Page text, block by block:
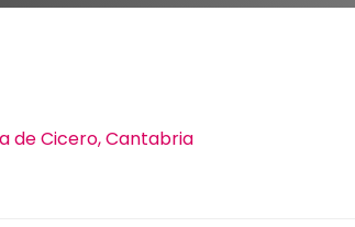
de Cicero, Cantabria